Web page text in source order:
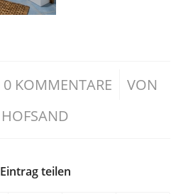
0 KOMMENTARE
/
VON
HOFSAND
Eintrag teilen